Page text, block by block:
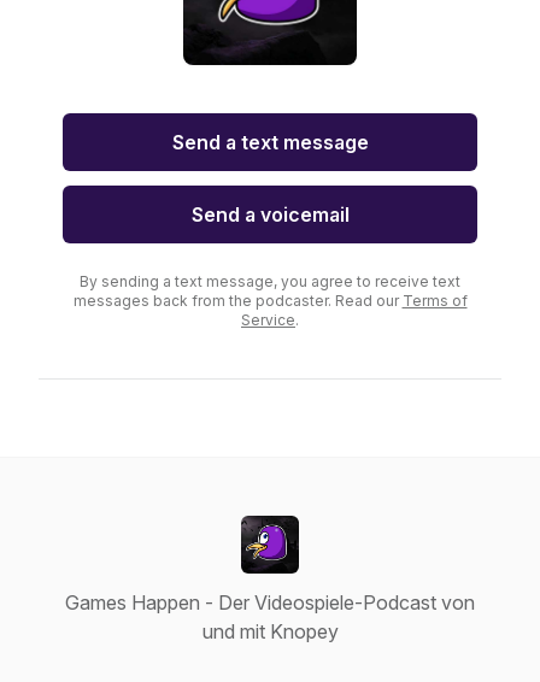
Send a text message
Send a voicemail
By sending a text message, you agree to receive text
messages back from the podcaster. Read our Terms of
Service.
Games Happen - Der Videospiele-Podcast von
und mit Knopey